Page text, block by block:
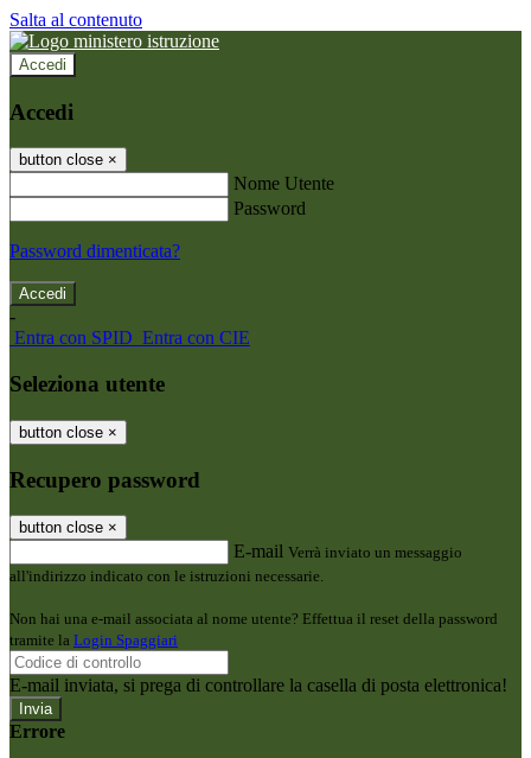
Salta al contenuto
Accedi
Accedi
button close ×
Nome Utente
Password
Password dimenticata?
-
Entra con SPID Entra con CIE
Seleziona utente
button close ×
Recupero password
button close ×
E-mail Verrà inviato un messaggio
all'indirizzo indicato con le istruzioni necessarie.
Non hai una e-mail associata al nome utente? Effettua il reset della password
tramite la Login Spaggiari
E-mail inviata, si prega di controllare la casella di posta elettronica!
Errore